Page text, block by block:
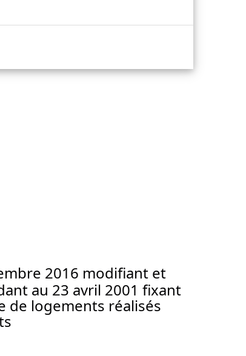
2016 modifiant et
au 23 avril 2001 fixant
de logements réalisés